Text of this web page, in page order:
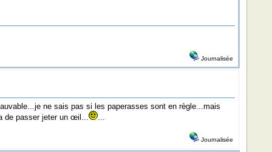
Journalisée
ne sais pas si les paperasses sont en règle...mais
de passer jeter un œil...
...
Journalisée